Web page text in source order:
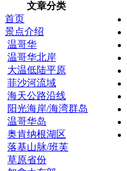
文章分类
首页
景点介绍
温哥华
温哥华北岸
大温低陆平原
菲沙河流域
海天公路沿线
阳光海岸/海湾群岛
温哥华岛
奥肯纳根湖区
落基山脉/班芙
草原省份